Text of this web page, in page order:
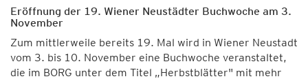
Eröffnung der 19. Wiener Neustädter Buchwoche am 3.
November
Zum mittlerweile bereits 19. Mal wird in Wiener Neustadt
vom 3. bis 10. November eine Buchwoche veranstaltet,
die im BORG unter dem Titel „Herbstblätter" mit mehr